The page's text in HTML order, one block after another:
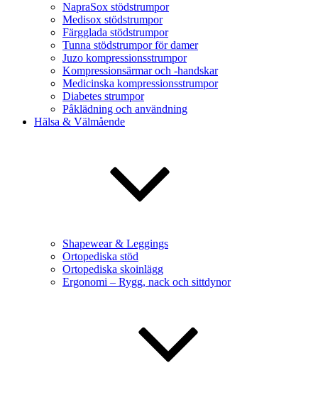
NapraSox stödstrumpor
Medisox stödstrumpor
Färgglada stödstrumpor
Tunna stödstrumpor för damer
Juzo kompressionsstrumpor
Kompressionsärmar och -handskar
Medicinska kompressionsstrumpor
Diabetes strumpor
Påklädning och användning
Hälsa & Välmående
Shapewear & Leggings
Ortopediska stöd
Ortopediska skoinlägg
Ergonomi – Rygg, nack och sittdynor